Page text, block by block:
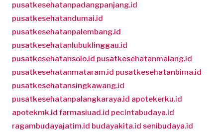
pusatkesehatanpadangpanjang.id
pusatkesehatandumai.id
pusatkesehatanpalembang.id
pusatkesehatanlubuklinggau.id
pusatkesehatansolo.id pusatkesehatanmalang.id
pusatkesehatanmataram.id pusatkesehatanbima.id
pusatkesehatansingkawang.id
pusatkesehatanpalangkaraya.id apotekerku.id
apotekmk.id farmasiuad.id pecintabudaya.id
ragambudayajatim.id budayakita.id senibudaya.id